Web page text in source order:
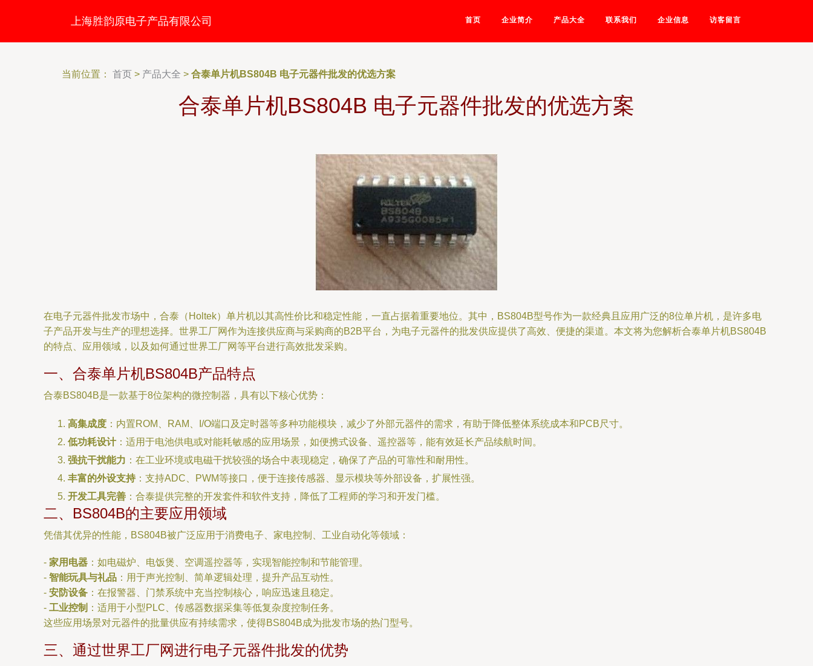
上海胜韵原电子产品有限公司 首页 企业简介 产品大全 联系我们 企业信息 访客留言
当前位置： 首页 > 产品大全 > 合泰单片机BS804B 电子元器件批发的优选方案
合泰单片机BS804B 电子元器件批发的优选方案
在电子元器件批发市场中，合泰（Holtek）单片机以其高性价比和稳定性能，一直占据着重要地位。其中，BS804B型号作为一款经典且应用广泛的8位单片机，是许多电
子产品开发与生产的理想选择。世界工厂网作为连接供应商与采购商的B2B平台，为电子元器件的批发供应提供了高效、便捷的渠道。本文将为您解析合泰单片机BS804B
的特点、应用领域，以及如何通过世界工厂网等平台进行高效批发采购。
一、合泰单片机BS804B产品特点
合泰BS804B是一款基于8位架构的微控制器，具有以下核心优势：
高集成度 ：内置ROM、RAM、I/O端口及定时器等多种功能模块，减少了外部元器件的需求，有助于降低整体系统成本和PCB尺寸。
低功耗设计：适用于电池供电或对能耗敏感的应用场景，如便携式设备、遥控器等，能有效延长产品续航时间。
强抗干扰能力 ：在工业环境或电磁干扰较强的场合中表现稳定，确保了产品的可靠性和耐用性。
丰富的外设支持：支持ADC、PWM等接口，便于连接传感器、显示模块等外部设备，扩展性强。
开发工具完善 ：合泰提供完整的开发套件和软件支持，降低了工程师的学习和开发门槛。
二、BS804B的主要应用领域
凭借其优异的性能，BS804B被广泛应用于消费电子、家电控制、工业自动化等领域：
- 家用电器 ：如电磁炉、电饭煲、空调遥控器等，实现智能控制和节能管理。
- 智能玩具与礼品 ：用于声光控制、简单逻辑处理，提升产品互动性。
- 安防设备 ：在报警器、门禁系统中充当控制核心，响应迅速且稳定。
- 工业控制 ：适用于小型PLC、传感器数据采集等低复杂度控制任务。
这些应用场景对元器件的批量供应有持续需求，使得BS804B成为批发市场的热门型号。
三、通过世界工厂网进行电子元器件批发的优势